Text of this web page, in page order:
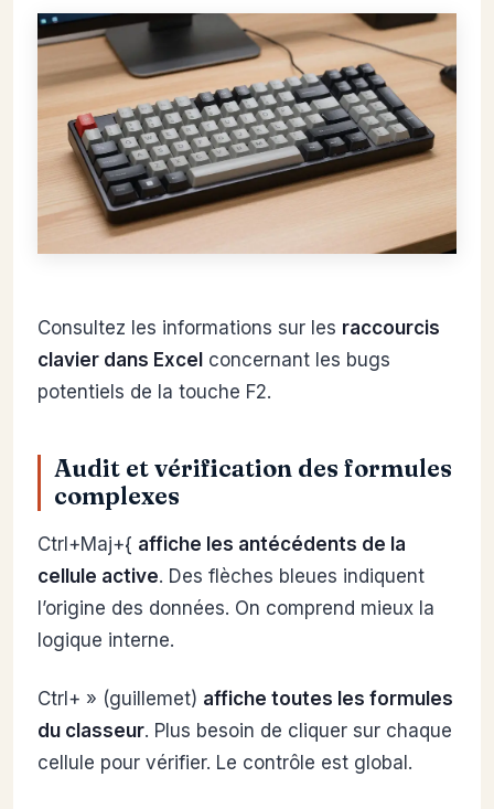
Consultez les informations sur les raccourcis
clavier dans Excel concernant les bugs
potentiels de la touche F2.
Audit et vérification des formules
complexes
Ctrl+Maj+{ affiche les antécédents de la
cellule active. Des flèches bleues indiquent
l’origine des données. On comprend mieux la
logique interne.
Ctrl+ » (guillemet) affiche toutes les formules
du classeur. Plus besoin de cliquer sur chaque
cellule pour vérifier. Le contrôle est global.